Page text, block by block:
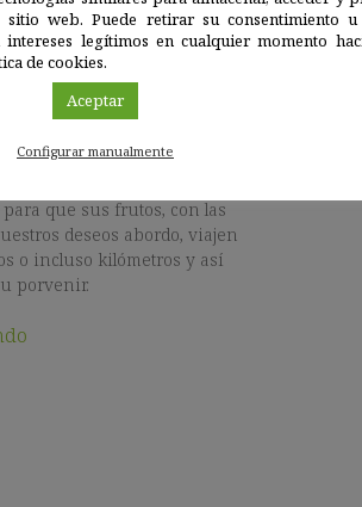
19 DIC 2022
la mecánica oculta del
que sus frutos, con las
deseos abordo, viajen
o incluso kilómetros y así
porvenir.
web. Puede retirar su consentimiento
legítimos en cualquier momento
de cookies.
Aceptar
Configurar manualmente